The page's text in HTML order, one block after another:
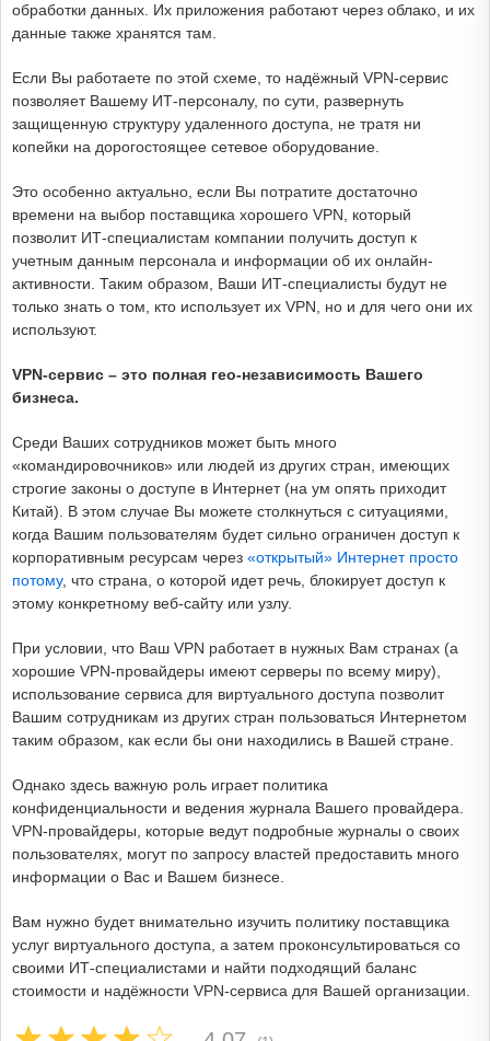
обработки данных. Их приложения работают через облако, и их
данные также хранятся там.
Если Вы работаете по этой схеме, то надёжный VPN-сервис
позволяет Вашему ИТ-персоналу, по сути, развернуть
защищенную структуру удаленного доступа, не тратя ни
копейки на дорогостоящее сетевое оборудование.
Это особенно актуально, если Вы потратите достаточно
времени на выбор поставщика хорошего VPN, который
позволит ИТ-специалистам компании получить доступ к
учетным данным персонала и информации об их онлайн-
активности. Таким образом, Ваши ИТ-специалисты будут не
только знать о том, кто использует их VPN, но и для чего они их
используют.
VPN-сервис – это полная гео-независимость Вашего
бизнеса.
Среди Ваших сотрудников может быть много
«командировочников» или людей из других стран, имеющих
строгие законы о доступе в Интернет (на ум опять приходит
Китай). В этом случае Вы можете столкнуться с ситуациями,
когда Вашим пользователям будет сильно ограничен доступ к
корпоративным ресурсам через «открытый» Интернет просто
потому, что страна, о которой идет речь, блокирует доступ к
этому конкретному веб-сайту или узлу.
При условии, что Ваш VPN работает в нужных Вам странах (а
хорошие VPN-провайдеры имеют серверы по всему миру),
использование сервиса для виртуального доступа позволит
Вашим сотрудникам из других стран пользоваться Интернетом
таким образом, как если бы они находились в Вашей стране.
Однако здесь важную роль играет политика
конфиденциальности и ведения журнала Вашего провайдера.
VPN-провайдеры, которые ведут подробные журналы о своих
пользователях, могут по запросу властей предоставить много
информации о Вас и Вашем бизнесе.
Вам нужно будет внимательно изучить политику поставщика
услуг виртуального доступа, а затем проконсультироваться со
своими ИТ-специалистами и найти подходящий баланс
стоимости и надёжности VPN-сервиса для Вашей организации.